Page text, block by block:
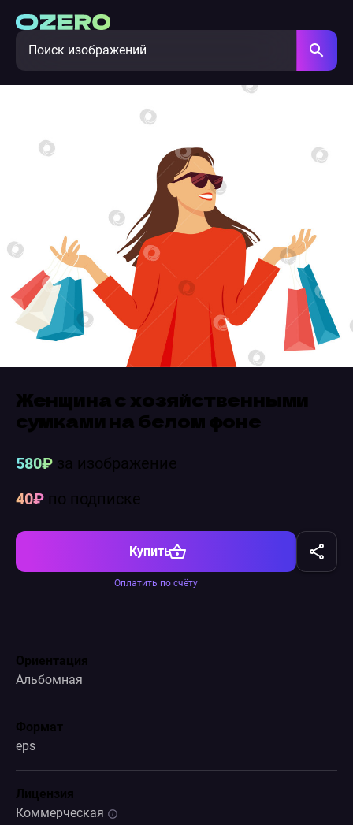
Женщина с хозяйственными
сумками на белом фоне
580₽за изображение
40₽по подписке
Купить
Оплатить по счёту
Ориентация
Альбомная
Формат
eps
Лицензия
Коммерческая